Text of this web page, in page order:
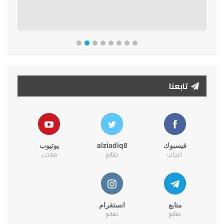
تابعنا
فيسبوك
اعجاب
alziadiq8
متابع
يوتيوب
معجب
متابع
متابع
انستغرام
متابع